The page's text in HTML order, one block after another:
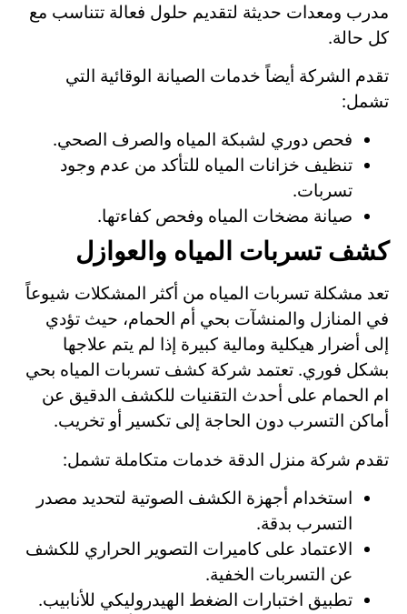
مدرب ومعدات حديثة لتقديم حلول فعالة تتناسب مع
كل حالة.
تقدم الشركة أيضاً خدمات الصيانة الوقائية التي
تشمل:
فحص دوري لشبكة المياه والصرف الصحي.
تنظيف خزانات المياه للتأكد من عدم وجود
تسربات.
صيانة مضخات المياه وفحص كفاءتها.
كشف تسربات المياه والعوازل
تعد مشكلة تسربات المياه من أكثر المشكلات شيوعاً
في المنازل والمنشآت بحي أم الحمام، حيث تؤدي
إلى أضرار هيكلية ومالية كبيرة إذا لم يتم علاجها
بشكل فوري. تعتمد شركة كشف تسربات المياه بحي
ام الحمام على أحدث التقنيات للكشف الدقيق عن
أماكن التسرب دون الحاجة إلى تكسير أو تخريب.
تقدم شركة منزل الدقة خدمات متكاملة تشمل:
استخدام أجهزة الكشف الصوتية لتحديد مصدر
التسرب بدقة.
الاعتماد على كاميرات التصوير الحراري للكشف
عن التسربات الخفية.
تطبيق اختبارات الضغط الهيدروليكي للأنابيب.